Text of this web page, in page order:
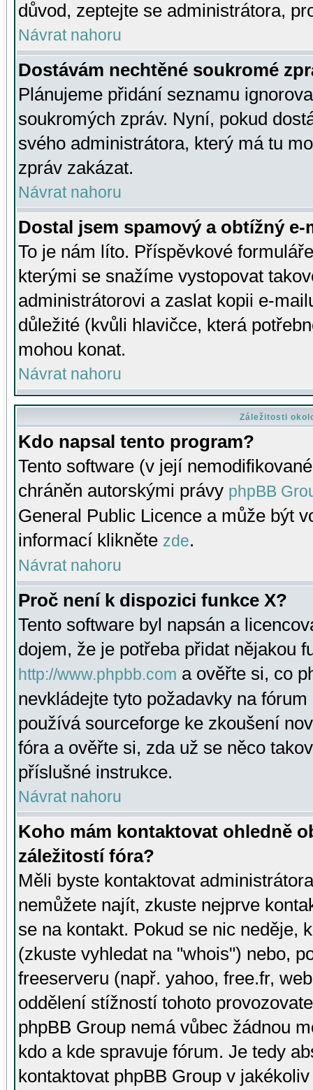
důvod, zeptejte se administrátora,
Návrat nahoru
Dostávám nechtěné soukromé
Plánujeme přidání seznamu
soukromých zpráv. Nyní, pokud
svého administrátora, který má tu
zpráv zakázat.
Návrat nahoru
Dostal jsem spamový a obtížný
To je nám líto. Příspěvkové
kterými se snažíme vystopovat
administrátorovi a zaslat kopii e-
důležité (kvůli hlavičce, která
mohou konat.
Návrat nahoru
Záležitosti
Kdo napsal tento program?
Tento software (v její
chráněn autorskými právy phpBB
General Public Licence a může být
informací klikněte zde.
Návrat nahoru
Proč není k dispozici funkce X?
Tento software byl napsán a
dojem, že je potřeba přidat nějakou
http://www.phpbb.com a ověřte si, co
nevkládejte tyto požadavky na
používá sourceforge ke zkoušení
fóra a ověřte si, zda už se něco
příslušné instrukce.
Návrat nahoru
Koho mám kontaktovat ohledně
záležitostí fóra?
Měli byste kontaktovat
nemůžete najít, zkuste nejprve
se na kontakt. Pokud se nic neděje,
(zkuste vyhledat na "whois") nebo,
freeserveru (např. yahoo, free.fr,
oddělení stížností tohoto
phpBB Group nemá vůbec žádnou
kdo a kde spravuje fórum. Je tedy
kontaktovat phpBB Group v